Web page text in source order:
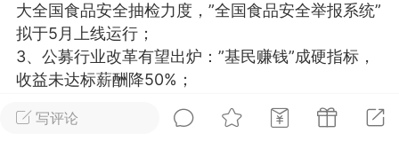
闪充小白罐
本/双效闪充，养出紧致小白脸！一、项
充小白罐 = 闪充大白肌（仪器）× 草本
产品）×极光嫩肤啫喱（产品）这是一套
护...写评论
大全国食品安全抽检力度，”全国食品安全举报系统”
拟于5月上线运行；
3、公募行业改革有望出炉：”基民赚钱”成硬指标，
收益未达标薪酬降50%；
4、李嘉诚旗下企业拟出售港口给美企，港澳办官网
转载锐评：有关企业要好好想想，要站在什么立